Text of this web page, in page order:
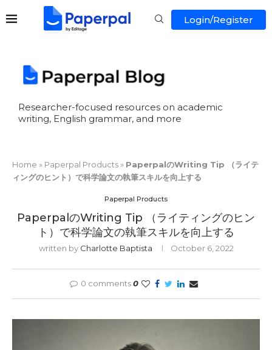
Login/Register
Researcher-focused resources on academic
writing, English grammar, and more
Home » Paperpal Products » PaperpalのWriting Tip （ライテ
ィングのヒント）で科学論文の執筆スキルを向上する
Paperpal Products
PaperpalのWriting Tip （ライティングのヒン
ト）で科学論文の執筆スキルを向上する
written by Charlotte Baptista October 6, 2022
0 comments 0